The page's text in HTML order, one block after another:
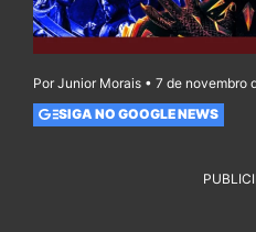
Por Junior Morais • 7 de novembro
SIGA NO GOOGLE NEWS